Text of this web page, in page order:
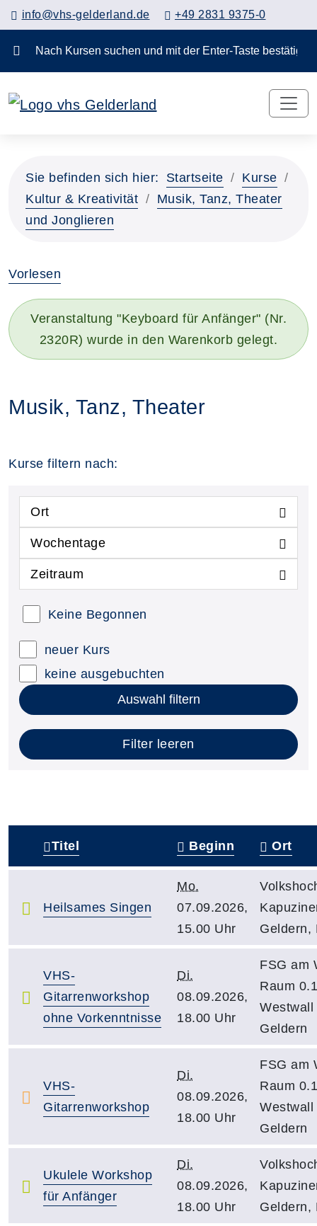
info@vhs-gelderland.de +49 2831 9375-0
Sie befinden sich hier: Startseite
Kurse
Kultur & Kreativität
Musik, Tanz, Theater
und Jonglieren
Vorlesen
Veranstaltung "Keyboard für Anfänger" (Nr.
2320R) wurde in den Warenkorb gelegt.
Musik, Tanz, Theater
Kurse filtern nach:
Ort
Wochentage
Zeitraum
Keine Begonnen
neuer Kurs
keine ausgebuchten
Auswahl filtern
Filter leeren
Titel Beginn Ort
Heilsames Singen
Mo.
07.09.2026,
15.00 Uhr
Geldern,
VHS-
Gitarrenworkshop
ohne Vorkenntnisse
Di.
08.09.2026,
18.00 Uhr
FSG am
Raum
Westwall
Geldern
VHS-
Gitarrenworkshop
Di.
08.09.2026,
18.00 Uhr
FSG am
Raum
Westwall
Geldern
Ukulele Workshop
für Anfänger
Di.
08.09.2026,
18.00 Uhr
Geldern,